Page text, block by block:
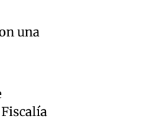
una